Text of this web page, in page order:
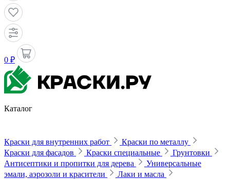
0 ₽
Каталог
Краски для внутренних работ
Краски по металлу
Краски для фасадов
Краски специальные
Грунтовки
Антисептики и пропитки для дерева
Универсальные
эмали, аэрозоли и красители
Лаки и масла